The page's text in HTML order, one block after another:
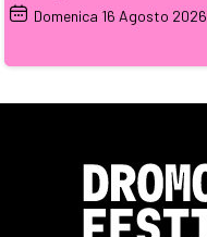
Domenica 16 Agosto 2026